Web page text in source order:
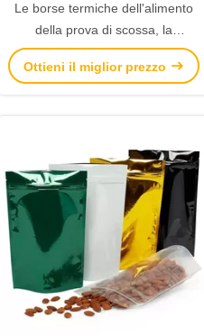
Le borse termiche dell'alimento
della prova di scossa, la
consegna isolata dell'alimento
insacca il materiale di alluminio
Ottieni il miglior prezzo